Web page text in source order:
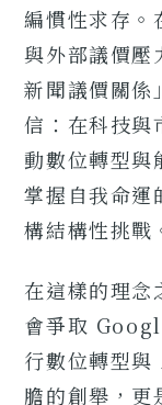
編慣性求存。
與外部議價壓
新聞議價關係
信：在科技與
動數位轉型與
掌握自我命運
構結構性挑戰
在這樣的理念
會爭取
行數位轉型
膽的創舉，更